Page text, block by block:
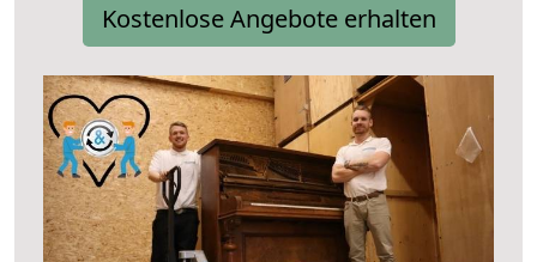
Kostenlose Angebote erhalten